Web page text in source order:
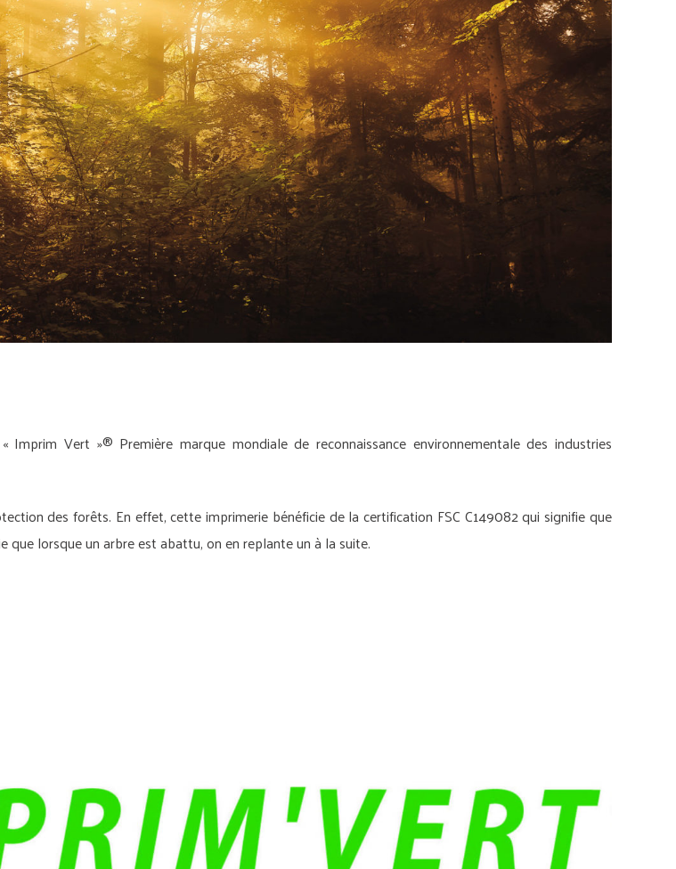
Vert »® Première marque mondiale de reconnaissance environnementale des industries
des forêts. En effet, cette imprimerie bénéficie de la certification FSC C149082 qui signifie que
lorsque un arbre est abattu, on en replante un à la suite.